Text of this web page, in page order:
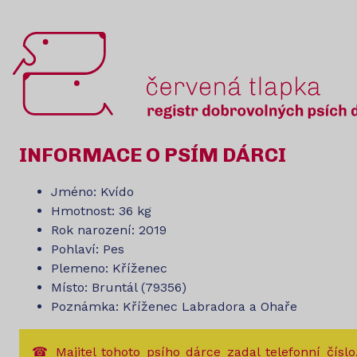
INFORMACE O PSÍM DÁRCI
Jméno: Kvído
Hmotnost: 36 kg
Rok narození: 2019
Pohlaví: Pes
Plemeno: Kříženec
Místo: Bruntál (79356)
Poznámka: Kříženec Labradora a Ohaře
☎ Majitel tohoto psího dárce zadal telefonní